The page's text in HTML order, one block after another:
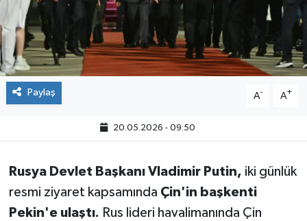
Paylaş A- A+
20.05.2026 - 09:50
Rusya Devlet Başkanı Vladimir Putin, iki günlük
resmi ziyaret kapsamında Çin'in başkenti
Pekin'e ulaştı. Rus lideri havalimanında Çin